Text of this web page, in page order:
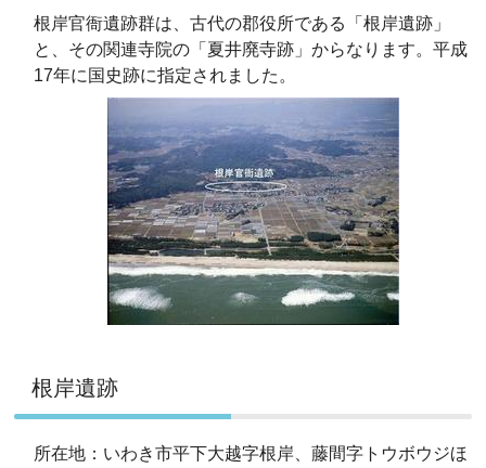
根岸官衙遺跡群は、古代の郡役所である「根岸遺跡」
と、その関連寺院の「夏井廃寺跡」からなります。平成
17年に国史跡に指定されました。
根岸遺跡
所在地：いわき市平下大越字根岸、藤間字トウボウジほ